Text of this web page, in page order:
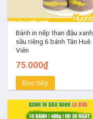
Bánh in nếp than đậu xanh
sầu riêng 6 bánh Tân Huê
Viên
75.000₫
Đọc tiếp